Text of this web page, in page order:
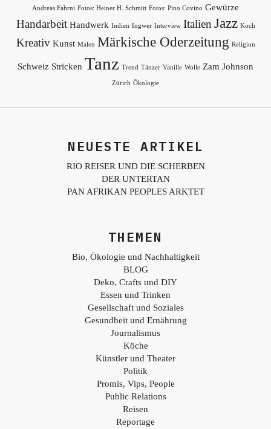
Andreas Fahrni Fotos: Heiner H. Schmitt Fotos: Pino Covino Gewürze
Handarbeit Handwerk Indien Ingwer Interview Italien Jazz Koch
Kreativ Kunst Malen Märkische Oderzeitung Religion
Schweiz Stricken Tanz Trend Tänzer Vanille Wolle Zam Johnson
Zürich Ökologie
NEUESTE ARTIKEL
RIO REISER UND DIE SCHERBEN
DER UNTERTAN
PAN AFRIKAN PEOPLES ARKTET
THEMEN
Bio, Ökologie und Nachhaltigkeit
BLOG
Deko, Crafts und DIY
Essen und Trinken
Gesellschaft und Soziales
Gesundheit und Ernährung
Journalismus
Köche
Künstler und Theater
Politik
Promis, Vips, People
Public Relations
Reisen
Reportage